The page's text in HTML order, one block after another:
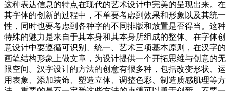
这种表达信息的特点在现代的艺术设计中完美的呈现出来。在
其字体的创新的过程中，不单要考虑到效果和形象以及其统一
性，同时也要考虑到各种字的不同排版和放置是否得当。这种
特殊的魅力是来自于其本身和其本身所组成的整体。在字体创
意设计中要遵循可识别、统一、艺术三项基本原则，在汉字的
画笔结构形象上做文章，为设计提供一个开拓思维与创意的无
限空间。汉字设计的方法的创意有很多种，包括改变形状、运
用表象、添加装饰、塑造立体、调整色彩、制造质感肌理等方